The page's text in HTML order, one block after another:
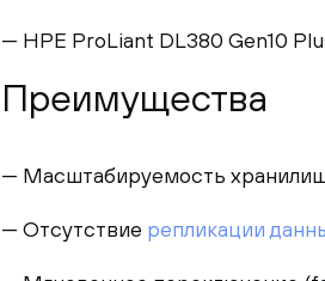
— HPE ProLiant DL380 Gen10
Преимущества
— Масштабируемость
— Отсутствие репликации